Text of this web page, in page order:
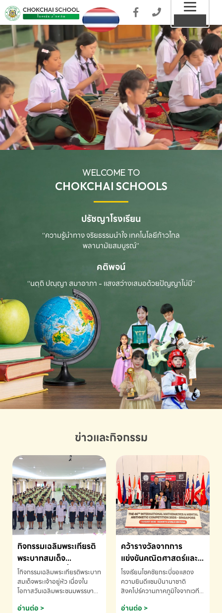
WELCOME TO
CHOKCHAI SCHOOLS
ปรัชญาโรงเรียน
“ความรู้นำทาง จริยธรรมนำใจ เทคโนโลยีก้าวไกล
พลานามัยสมบูรณ์”
คติพจน์
“นตฺถิ ปณฺญา สมาอาภา - แสงสว่างเสมอด้วยปัญญาไม่มี”
ข่าวและกิจกรรม
กิจกรรมเฉลิมพระเกียรติ
พระบาทสมเด็จ
พระเจ้าอยู่หัว เนื่องใน
โอกาสวันเฉลิม
พระชนมพรรษา
โกิจกรรมเฉลิมพระเกียรติพระบาท
สมเด็จพระเจ้าอยู่หัว เนื่องใน
โอกาสวันเฉลิมพระชนมพรรษา
ข้อมูลเพิ่มเติม โทร. 075-691910
อ่านต่อ >
คว้ารางวัลจากการ
แข่งขันคณิตศาสตร์และ
คณิตคิดเร็วนานาชาติ
ครั้งที่ 46 ประจำปี 2569
ณ ประเทศสิงคโปร์
โรงเรียนโชคชัยกระบี่ขอแสดง
ความยินดีแชมป์นานาชาติ
สิงคโปร์ความภาคภูมิใจจากเวที
ด.ช.พัทธนันท์ พรหมพันธ์ ชั้น
อ่านต่อ >